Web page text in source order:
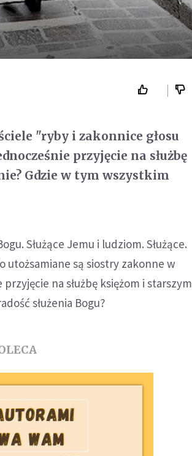
"ryby i zakonnice głosu
przyjęcie na służbę
Gdzie w tym wszystkim
Służące Jemu i ludziom. Służące.
utożsamiane są siostry zakonne w
na służbę księżom i starszym
służenia Bogu?